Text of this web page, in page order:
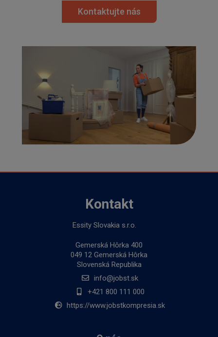
Kontaktujte nás
Kontakt
Essity Slovakia s.r.o.
Gemerská Hôrka 400
049 12 Gemerská Hôrka
Slovenská Republika
info@jobst.sk
+421 800 111 000
https://www.jobstkompresia.sk